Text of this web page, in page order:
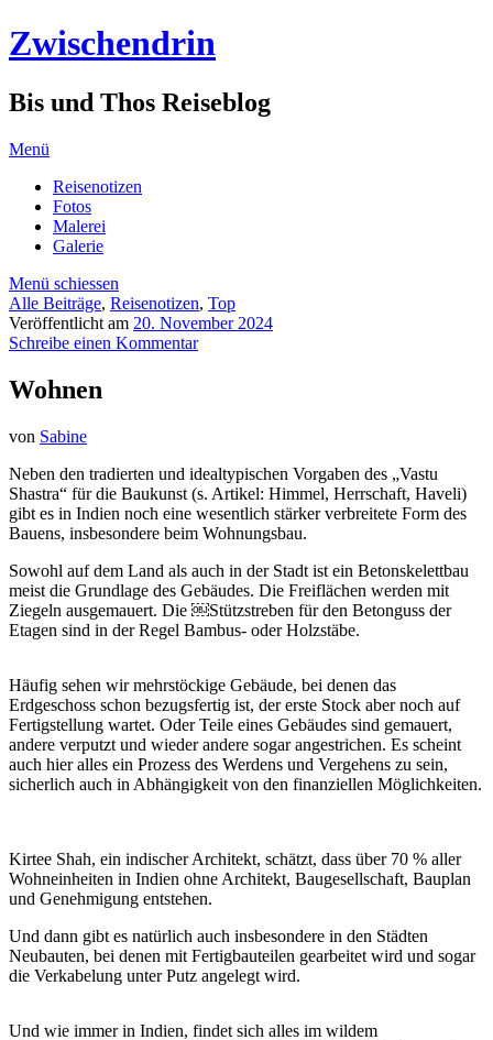
Zwischendrin
Bis und Thos Reiseblog
Menü
Reisenotizen
Fotos
Malerei
Galerie
Menü schiessen
Alle Beiträge, Reisenotizen, Top
Veröffentlicht am 20. November 2024
Schreibe einen Kommentar
Wohnen
von Sabine
Neben den tradierten und idealtypischen Vorgaben des „Vastu
Shastra“ für die Baukunst (s. Artikel: Himmel, Herrschaft, Haveli)
gibt es in Indien noch eine wesentlich stärker verbreitete Form des
Bauens, insbesondere beim Wohnungsbau.
Sowohl auf dem Land als auch in der Stadt ist ein Betonskelettbau
meist die Grundlage des Gebäudes. Die Freiflächen werden mit
Ziegeln ausgemauert. Die ￼Stützstreben für den Betonguss der
Etagen sind in der Regel Bambus- oder Holzstäbe.
Häufig sehen wir mehrstöckige Gebäude, bei denen das
Erdgeschoss schon bezugsfertig ist, der erste Stock aber noch auf
Fertigstellung wartet. Oder Teile eines Gebäudes sind gemauert,
andere verputzt und wieder andere sogar angestrichen. Es scheint
auch hier alles ein Prozess des Werdens und Vergehens zu sein,
sicherlich auch in Abhängigkeit von den finanziellen Möglichkeiten.
Kirtee Shah, ein indischer Architekt, schätzt, dass über 70 % aller
Wohneinheiten in Indien ohne Architekt, Baugesellschaft, Bauplan
und Genehmigung entstehen.
Und dann gibt es natürlich auch insbesondere in den Städten
Neubauten, bei denen mit Fertigbauteilen gearbeitet wird und sogar
die Verkabelung unter Putz angelegt wird.
Und wie immer in Indien, findet sich alles im wildem